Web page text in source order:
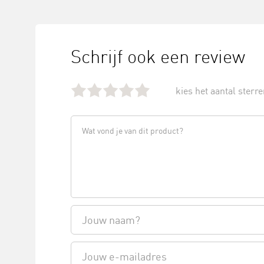
Schrijf ook een review
kies het aantal